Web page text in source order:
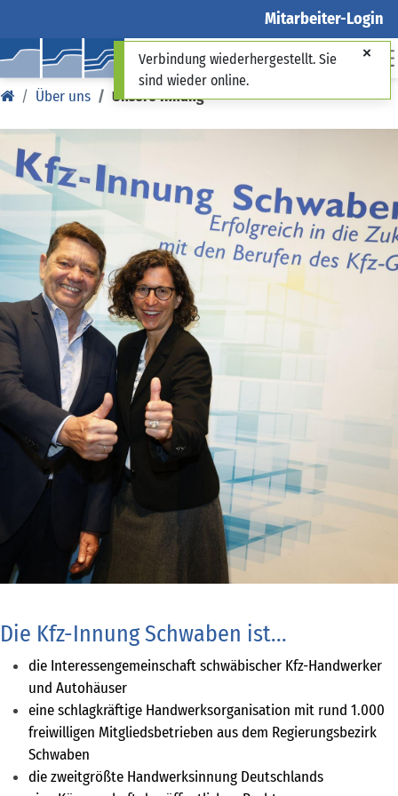
Mitarbeiter-Login
Über uns Unsere Innung
Die Kfz-Innung Schwaben ist...
die Interessengemeinschaft schwäbischer Kfz-Handwerker
und Autohäuser
eine schlagkräftige Handwerksorganisation mit rund 1.000
freiwilligen Mitgliedsbetrieben aus dem Regierungsbezirk
Schwaben
die zweitgrößte Handwerksinnung Deutschlands
Verbindung wiederhergestellt. Sie
sind wieder online.